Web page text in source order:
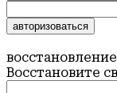
Восстановите